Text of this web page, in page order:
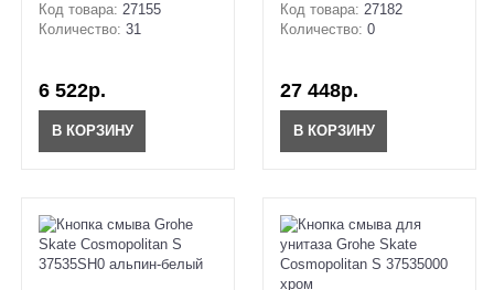
Код товара: 27155
Количество: 31
6 522р.
В КОРЗИНУ
Код товара: 27182
Количество: 0
27 448р.
В КОРЗИНУ